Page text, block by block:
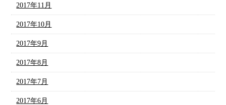
2017年11月
2017年10月
2017年9月
2017年8月
2017年7月
2017年6月